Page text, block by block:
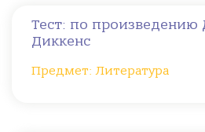
Тест: по
Диккенс
Предмет: Литература